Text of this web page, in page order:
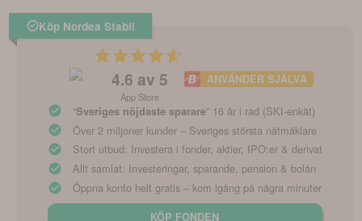
Köp Nordea Stabil
4.6 av 5
App Store
ANVÄNDER SJÄLVA
“Sveriges nöjdaste sparare” 16 år i rad (SKI-enkät)
Över 2 miljoner kunder – Sveriges största nätmäklare
Stort utbud: Investera i fonder, aktier, IPO:er & derivat
Allt samlat: Investeringar, sparande, pension & bolån
Öppna konto helt gratis – kom igång på några minuter
KÖP FONDEN